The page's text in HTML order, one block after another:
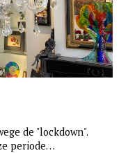
de "lockdown".
periode…